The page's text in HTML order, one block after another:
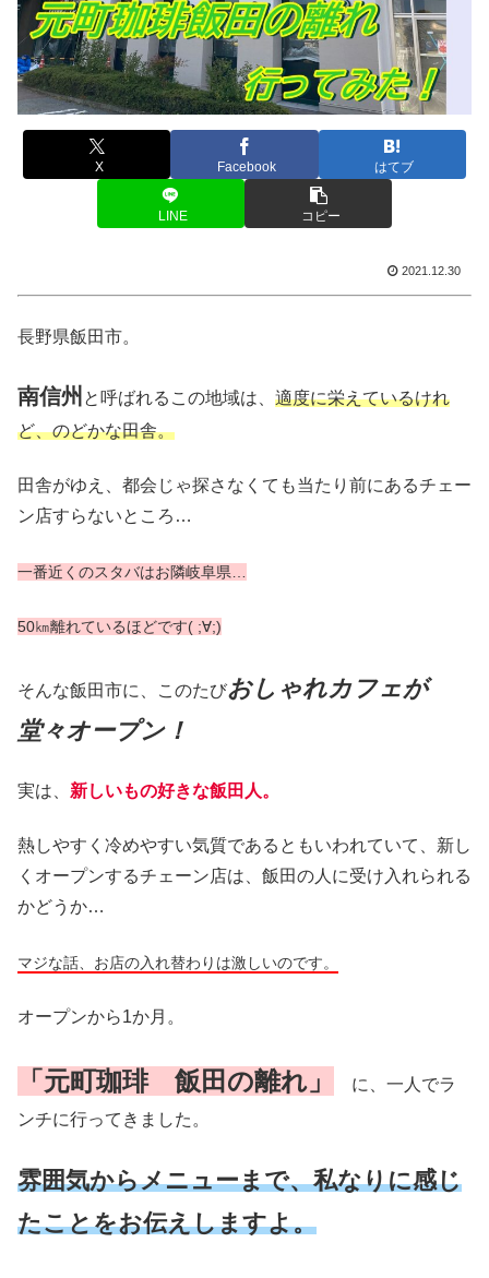
X Facebook はてブ
LINE コピー
2021.12.30
長野県飯田市。
南信州 と呼ばれるこの地域は、 適度に栄えているけれ
ど、のどかな田舎。
田舎がゆえ、都会じゃ探さなくても当たり前にあるチェー
ン店すらないところ…
一番近くのスタバはお隣岐阜県…
50㎞離れているほどです( ;∀;)
そんな飯田市に、このたびおしゃれカフェが
堂々オープン！
実は、 新しいもの好きな飯田人。
熱しやすく冷めやすい気質であるともいわれていて、新し
くオープンするチェーン店は、飯田の人に受け入れられる
かどうか…
マジな話、お店の入れ替わりは激しいのです。
オープンから1か月。
「元町珈琲 飯田の離れ」
に、一人でラ
ンチに行ってきました。
雰囲気からメニューまで、私なりに感じ
たことをお伝えしますよ。